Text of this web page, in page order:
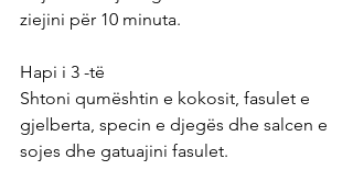
ziejini për 10 minuta.
Hapi i 3 -të
Shtoni qumështin e kokosit, fasulet e
gjelberta, specin e djegës dhe salcen e
sojes dhe gatuajini fasulet.